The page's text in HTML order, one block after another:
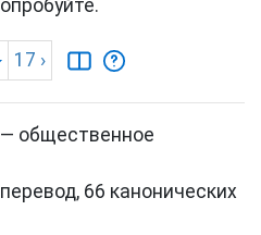
17 ›
общественное
66 канонических